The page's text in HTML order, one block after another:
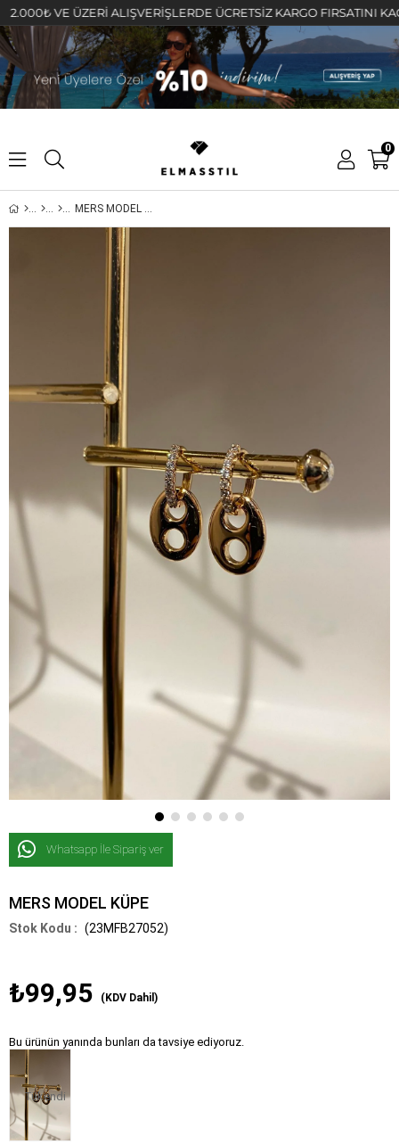
VE ÜZERİ ALIŞVERİŞLERDE ÜCRETSİZ KARGO FIRSATINI
0
MERS MODEL KÜPE
Whatsapp İle Sipariş ver
MERS MODEL KÜPE
(23MFB27052)
₺99,95 (KDV Dahil)
Bu ürünün yanında bunları da tavsiye ediyoruz.
Tükendi